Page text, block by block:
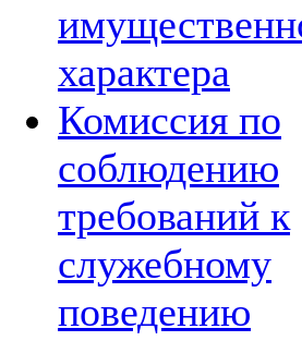
характера
Комиссия по
соблюдению
требований к
служебному
поведению